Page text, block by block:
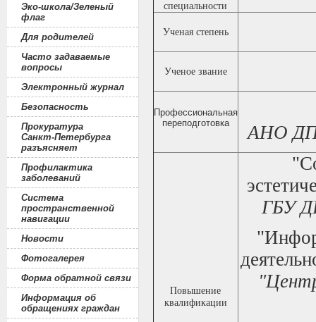
Эко-школа/Зеленый
флаг
Для родителей
Часто задаваемые
вопросы
Электронный журнал
Безопасность
Прокуратура
Санкт-Петербурга
разъясняет
Профилактика
заболеваний
Система
пространственной
навигации
Новости
Фотогалерея
Форма обратной связи
Информация об
обращениях граждан
специальности
Ученая степень
Ученое звание
Профессиональная
переподготовка
АНО
Повышение
квалификации
ГБУ